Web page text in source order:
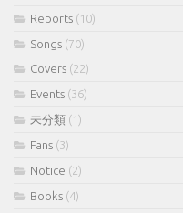
Reports (10)
Songs (70)
Covers (22)
Events (36)
未分類 (1)
Fans (3)
Notice (2)
Books (4)